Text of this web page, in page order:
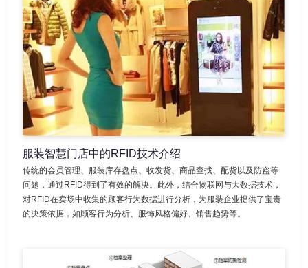
服装智慧门店中的RFID技术介绍
传统的会员管理、服装库存盘点、收发货、商品查找、配货以及防盗等
问题，通过RFID得到了有效的解决。此外，结合物联网与大数据技术，
对RFID在卖场中收集的顾客行为数据进行分析，为服装企业提供了宝贵
的决策依据，如顾客行为分析、服饰风格偏好、销售趋势等。